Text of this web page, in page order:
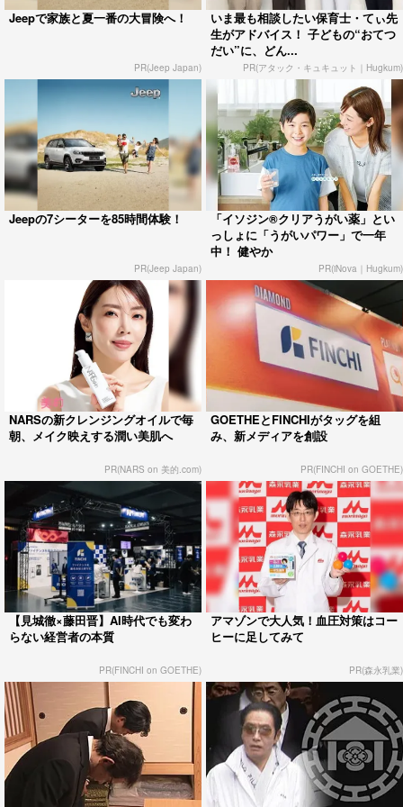
Jeepで家族と夏一番の大冒険へ！
PR(Jeep Japan)
いま最も相談したい保育士・てぃ先
生がアドバイス！ 子どもの“おてつ
だい”に、どん...
PR(アタック・キュキュット｜Hugkum)
Jeepの7シーターを85時間体験！
PR(Jeep Japan)
「イソジン®クリアうがい薬」とい
っしょに「うがいパワー」で一年
中！ 健やか
PR(iNova｜Hugkum)
NARSの新クレンジングオイルで毎
朝、メイク映えする潤い美肌へ
PR(NARS on 美的.com)
GOETHEとFINCHIがタッグを組
み、新メディアを創設
PR(FINCHI on GOETHE)
【見城徹×藤田晋】AI時代でも変わ
らない経営者の本質
PR(FINCHI on GOETHE)
アマゾンで大人気！血圧対策はコー
ヒーに足してみて
PR(森永乳業)